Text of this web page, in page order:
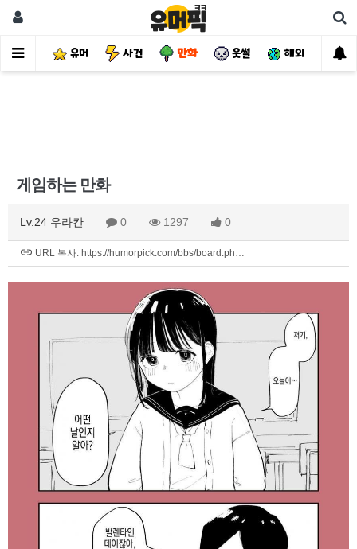
유머 사건 만화 웃썰 해외 핫
게임하는 만화
Lv.24 우라칸 0 1297 0
URL 복사: https://humorpick.com/bbs/board.ph…